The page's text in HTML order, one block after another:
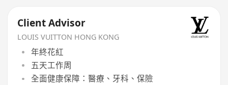
Client Advisor
LOUIS VUITTON HONG KONG
年終花紅
五天工作周
全面健康保障：醫療、牙科、保險